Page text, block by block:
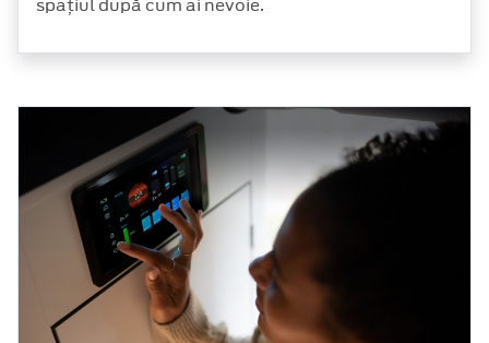
spațiul după cum ai nevoie.